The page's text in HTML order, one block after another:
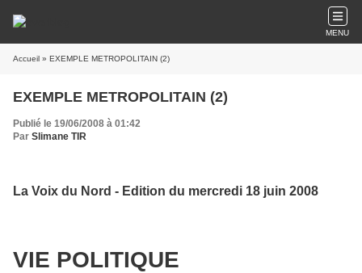
MENU
Accueil » EXEMPLE METROPOLITAIN (2)
EXEMPLE METROPOLITAIN (2)
Publié le 19/06/2008 à 01:42
Par Slimane TIR
La Voix du Nord - Edition du mercredi 18 juin 2008
VIE POLITIQUE